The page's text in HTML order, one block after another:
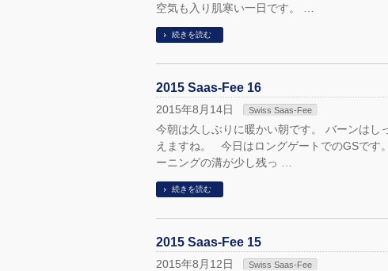
空気も入り肌寒い一日です。 …
続きを読む
2015 Saas-Fee 16
2015年8月14日 Swiss Saas-Fee
今朝は久しぶりに暖かい朝です。 バーンはし
えますね。 今日はロングゲートでのGSです
ーニングの溝が少し残っ …
続きを読む
2015 Saas-Fee 15
2015年8月12日 Swiss Saas-Fee